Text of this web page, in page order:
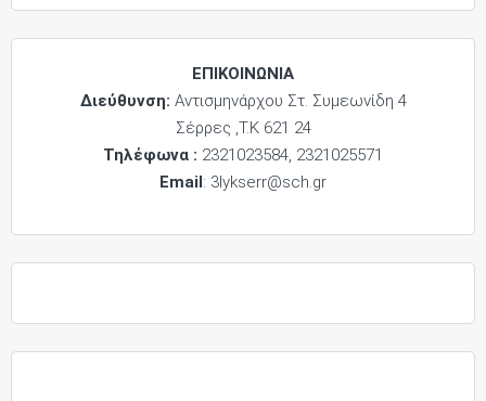
ΕΠΙΚΟΙΝΩΝΙΑ
Διεύθυνση: Αντισμηνάρχου Στ. Συμεωνίδη 4
Σέρρες ,Τ.Κ 621 24
Τηλέφωνα : 2321023584, 2321025571
Email: 3lykserr@sch.gr